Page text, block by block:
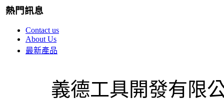
熱門訊息
Contact us
About Us
最新產品
義德工具開發有限